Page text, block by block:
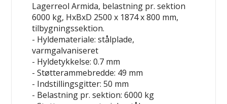
Lagerreol Armida, belastning pr. sektion
6000 kg, HxBxD 2500 x 1874 x 800 mm,
tilbygningssektion.
- Hyldemateriale: stålplade,
varmgalvaniseret
- Hyldetykkelse: 0.7 mm
- Støtterammebredde: 49 mm
- Indstillingsgitter: 50 mm
- Belastning pr. sektion: 6000 kg